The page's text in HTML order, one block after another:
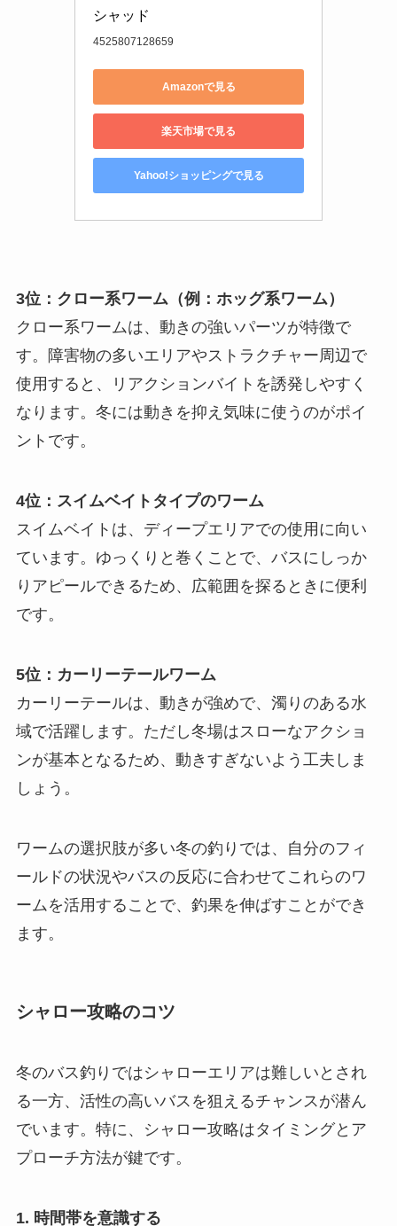
シャッド
4525807128659
Amazonで見る
楽天市場で見る
Yahoo!ショッピングで見る
3位：クロー系ワーム（例：ホッグ系ワーム）
クロー系ワームは、動きの強いパーツが特徴で
す。障害物の多いエリアやストラクチャー周辺で
使用すると、リアクションバイトを誘発しやすく
なります。冬には動きを抑え気味に使うのがポイ
ントです。
4位：スイムベイトタイプのワーム
スイムベイトは、ディープエリアでの使用に向い
ています。ゆっくりと巻くことで、バスにしっか
りアピールできるため、広範囲を探るときに便利
です。
5位：カーリーテールワーム
カーリーテールは、動きが強めで、濁りのある水
域で活躍します。ただし冬場はスローなアクショ
ンが基本となるため、動きすぎないよう工夫しま
しょう。
ワームの選択肢が多い冬の釣りでは、自分のフィ
ールドの状況やバスの反応に合わせてこれらのワ
ームを活用することで、釣果を伸ばすことができ
ます。
シャロー攻略のコツ
冬のバス釣りではシャローエリアは難しいとされ
る一方、活性の高いバスを狙えるチャンスが潜ん
でいます。特に、シャロー攻略はタイミングとア
プローチ方法が鍵です。
1. 時間帯を意識する